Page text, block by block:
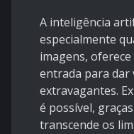
A inteligência
especialmente
imagens,
entrada para dar
extravagantes.
é possível,
transcende os